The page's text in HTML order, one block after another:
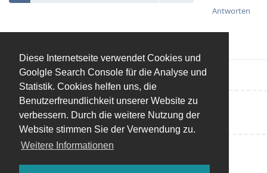
Diese Internetseite verwendet Cookies und
Goolgle Search Console für die Analyse und
Statistik. Cookies helfen uns, die
Benutzerfreundlichkeit unserer Website zu
verbessern. Durch die weitere Nutzung der
Website stimmen Sie der Verwendung zu.
Weitere Informationen
Antworten
Eine Antwort schreiben…